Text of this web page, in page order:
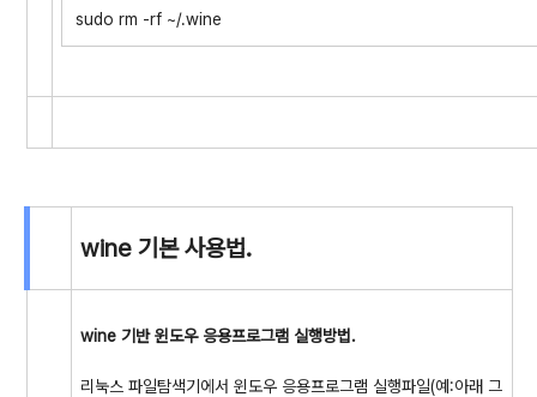
sudo rm -rf ~/.wine
wine 기본 사용법.
wine 기반 윈도우 응용프로그램 실행방법.
리눅스 파일탐색기에서 윈도우 응용프로그램 실행파일(예:아래 그